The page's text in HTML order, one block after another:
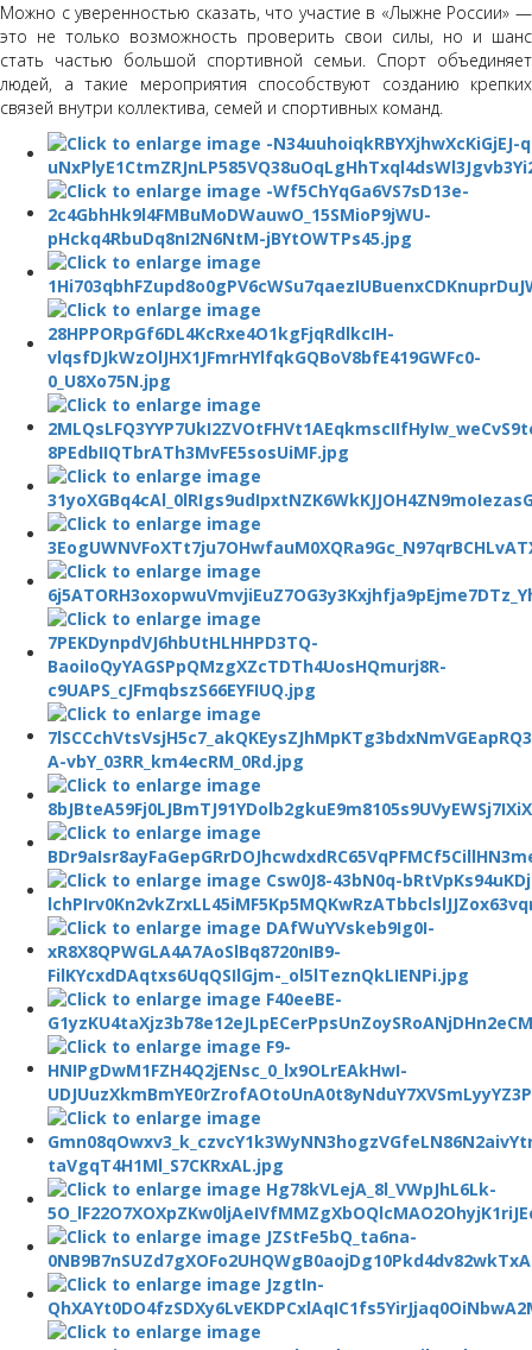
Можно с уверенностью сказать, что участие в «Лыжне России» —
это не только возможность проверить свои силы, но и шанс
стать частью большой спортивной семьи. Спорт объединяет
людей, а такие мероприятия способствуют созданию крепких
связей внутри коллектива, семей и спортивных команд.